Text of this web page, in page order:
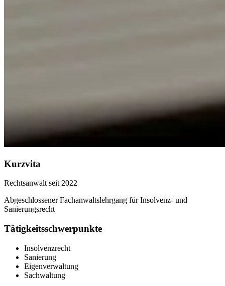
Kurzvita
Rechtsanwalt seit 2022
Abgeschlossener Fachanwaltslehrgang für Insolvenz- und
Sanierungsrecht
Tätigkeitsschwerpunkte
Insolvenzrecht
Sanierung
Eigenverwaltung
Sachwaltung